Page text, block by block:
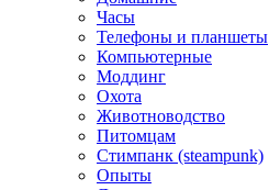
Часы
Телефоны и планшеты
Компьютерные
Моддинг
Охота
Животноводство
Питомцам
Стимпанк (steampunk)
Опыты